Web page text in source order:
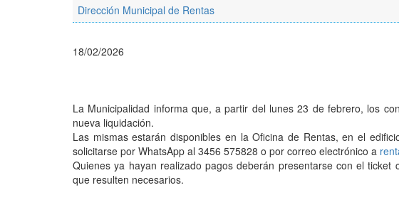
Dirección Municipal de Rentas
18/02/2026
La Municipalidad informa que, a partir del lunes 23 de febrero, los
nueva liquidación.
Las mismas estarán disponibles en la Oficina de Rentas, en el
solicitarse por WhatsApp al 3456 575828 o por correo electrónico a
Quienes ya hayan realizado pagos deberán presentarse con el
que resulten necesarios.